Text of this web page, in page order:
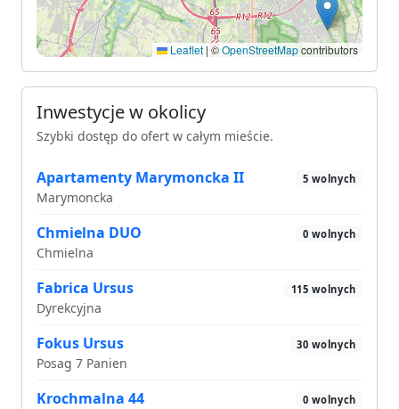
Leaflet |©OpenStreetMapcontributors
Inwestycje w okolicy
Szybki dostęp do ofert w całym mieście.
Apartamenty Marymoncka II
Marymoncka
5 wolnych
Chmielna DUO
Chmielna
0 wolnych
Fabrica Ursus
Dyrekcyjna
115 wolnych
Fokus Ursus
Posag 7 Panien
30 wolnych
Krochmalna 44 0 wolnych